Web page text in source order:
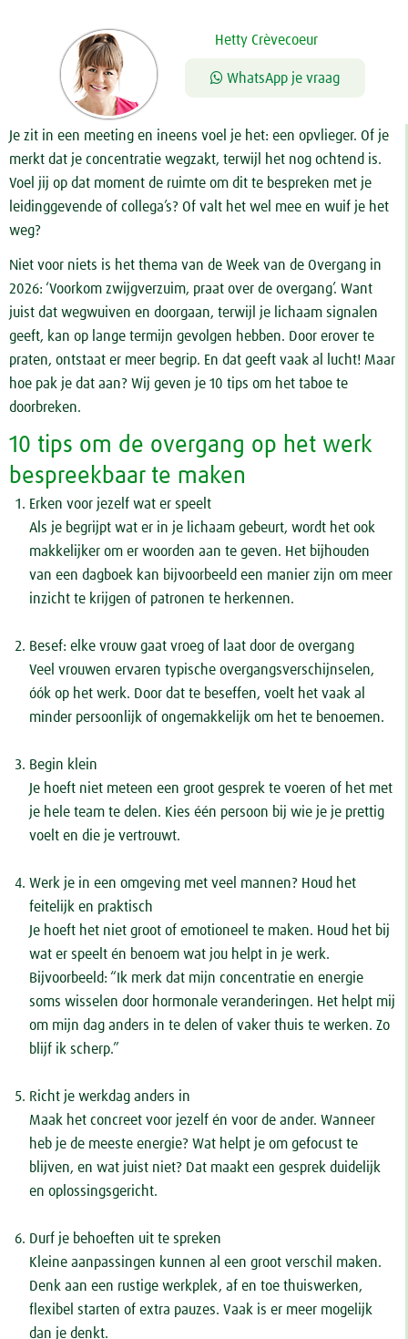
Hetty Crèvecoeur
WhatsApp je vraag
Je zit in een meeting en ineens voel je het: een opvlieger. Of je
merkt dat je concentratie wegzakt, terwijl het nog ochtend is.
Voel jij op dat moment de ruimte om dit te bespreken met je
leidinggevende of collega’s? Of valt het wel mee en wuif je het
weg?
Niet voor niets is het thema van de Week van de Overgang in
2026: ‘Voorkom zwijgverzuim, praat over de overgang’. Want
juist dat wegwuiven en doorgaan, terwijl je lichaam signalen
geeft, kan op lange termijn gevolgen hebben. Door erover te
praten, ontstaat er meer begrip. En dat geeft vaak al lucht! Maar
hoe pak je dat aan? Wij geven je 10 tips om het taboe te
doorbreken.
10 tips om de overgang op het werk
bespreekbaar te maken
Erken voor jezelf wat er speelt
Als je begrijpt wat er in je lichaam gebeurt, wordt het ook
makkelijker om er woorden aan te geven. Het bijhouden
van een dagboek kan bijvoorbeeld een manier zijn om meer
inzicht te krijgen of patronen te herkennen.
Besef: elke vrouw gaat vroeg of laat door de overgang
Veel vrouwen ervaren typische overgangsverschijnselen,
óók op het werk. Door dat te beseffen, voelt het vaak al
minder persoonlijk of ongemakkelijk om het te benoemen.
Begin klein
Je hoeft niet meteen een groot gesprek te voeren of het met
je hele team te delen. Kies één persoon bij wie je je prettig
voelt en die je vertrouwt.
Werk je in een omgeving met veel mannen? Houd het
feitelijk en praktisch
Je hoeft het niet groot of emotioneel te maken. Houd het bij
wat er speelt én benoem wat jou helpt in je werk.
Bijvoorbeeld: “Ik merk dat mijn concentratie en energie
soms wisselen door hormonale veranderingen. Het helpt mij
om mijn dag anders in te delen of vaker thuis te werken. Zo
blijf ik scherp.”
Richt je werkdag anders in
Maak het concreet voor jezelf én voor de ander. Wanneer
heb je de meeste energie? Wat helpt je om gefocust te
blijven, en wat juist niet? Dat maakt een gesprek duidelijk
en oplossingsgericht.
Durf je behoeften uit te spreken
Kleine aanpassingen kunnen al een groot verschil maken.
Denk aan een rustige werkplek, af en toe thuiswerken,
flexibel starten of extra pauzes. Vaak is er meer mogelijk
dan je denkt.